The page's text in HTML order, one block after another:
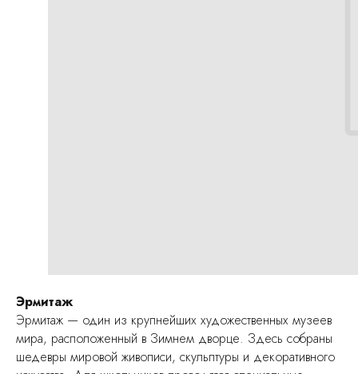
Эрмитаж
Эрмитаж — один из крупнейших художественных музеев
мира, расположенный в Зимнем дворце. Здесь собраны
шедевры мировой живописи, скульптуры и декоративного